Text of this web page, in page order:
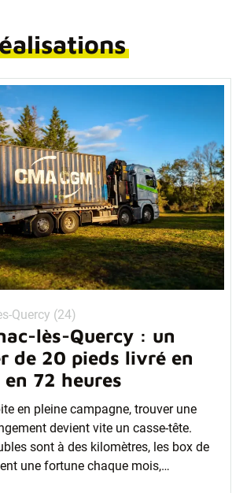
Quercy (24)
lès-Quercy : un
de 20 pieds livré en
72 heures
en pleine campagne, trouver une
devient vite un casse-tête.
sont à des kilomètres, les box de
une fortune chaque mois,…